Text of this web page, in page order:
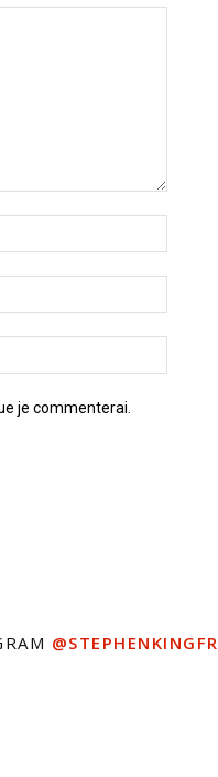
je commenterai.
@STEPHENKINGFR